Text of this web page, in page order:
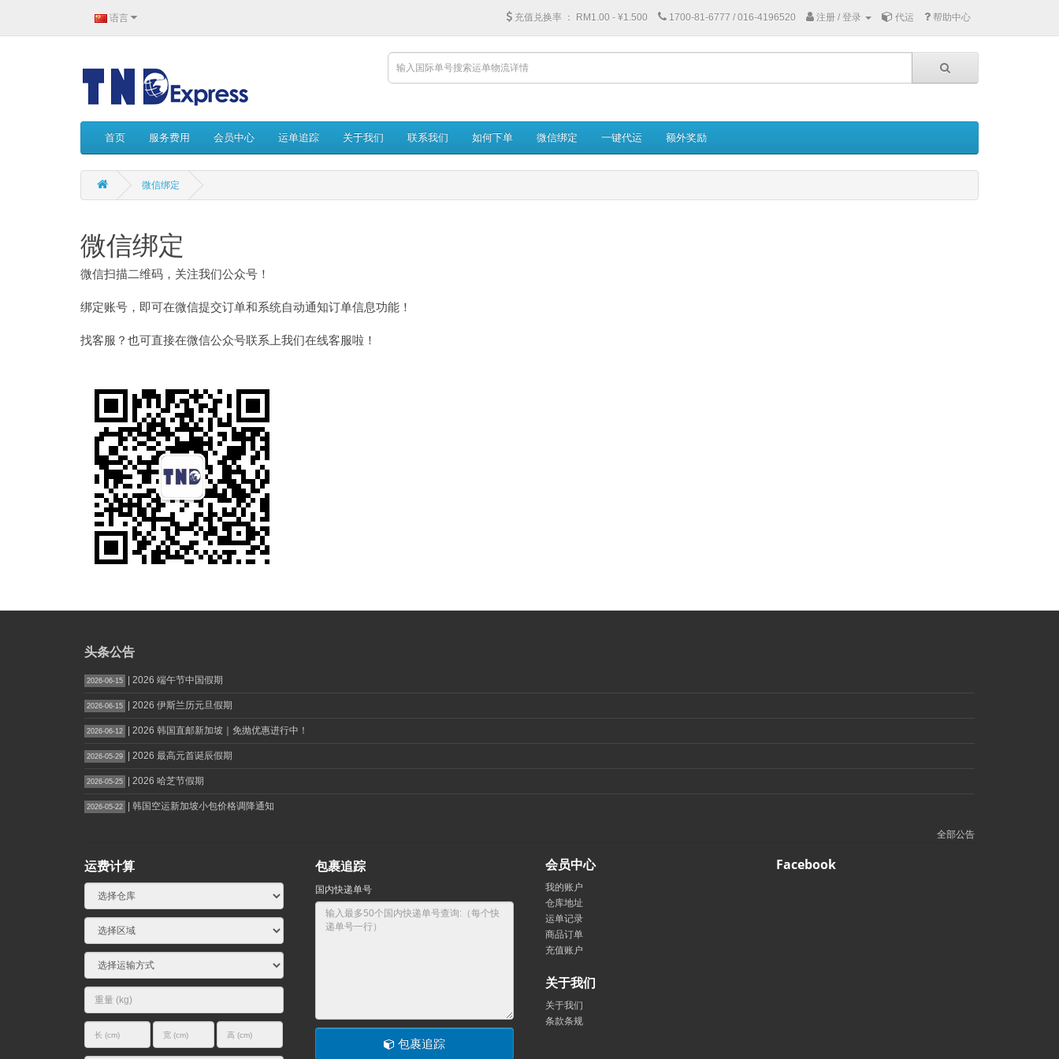
语言 充值兑换率 ： RM1.00 - ¥1.500 1700-81-6777 / 016-4196520 注册 / 登录 代运 帮助中心
首页 服务费用 会员中心 运单追踪 关于我们 联系我们 如何下单 微信绑定 一键代运 额外奖励
微信绑定
微信绑定
微信扫描二维码，关注我们公众号！
绑定账号，即可在微信提交订单和系统自动通知订单信息功能！
找客服？也可直接在微信公众号联系上我们在线客服啦！
头条公告
2026-06-15 | 2026 端午节中国假期
2026-06-15 | 2026 伊斯兰历元旦假期
2026-06-12 | 2026 韩国直邮新加坡｜免抛优惠进行中！
2026-05-29 | 2026 最高元首诞辰假期
2026-05-25 | 2026 哈芝节假期
2026-05-22 | 韩国空运新加坡小包价格调降通知
全部公告
运费计算 包裹追踪
国内快递单号
包裹追踪
会员中心
我的账户
仓库地址
运单记录
商品订单
充值账户
关于我们
关于我们
条款条规
Facebook